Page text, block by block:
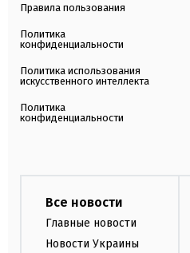
Правила пользования
Политика
конфиденциальности
Политика использования
искусственного интеллекта
Политика
конфиденциальности
Все новости
Главные новости
Новости Украины